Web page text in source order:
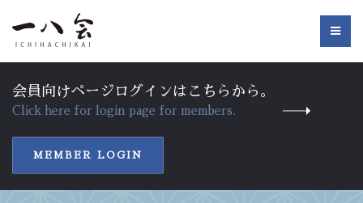
会員向けページログインはこちらから。
Click here for login page for members.
MEMBER LOGIN